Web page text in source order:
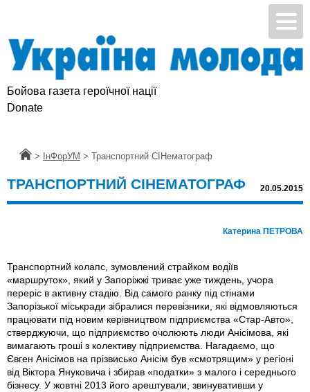
Бойова газета героїчної нації
Donate
Головна
> ІнФорУМ > Транспортний СІНематограф
ТРАНСПОРТНИЙ СІНЕМАТОГРАФ 20.05.2015
Катерина ПЕТРОВА
Транспортний колапс, зумовлений страйком водіїв
«маршруток», який у Запоріжжі триває уже тиждень, учора
переріс в активну стадію. Від самого ранку під стінами
Запорізької міськради зібралися перевізники, які відмовляються
працювати під новим керівництвом підприємства «Стар-Авто»,
стверджуючи, що підприємство очолюють люди Анісімова, які
вимагають гроші з колективу підприємства. Нагадаємо, що
Євген Анісімов на прізвисько Анісім був «смотрящим» у регіоні
від Віктора Януковича і збирав «податки» з малого і середнього
бізнесу. У жовтні 2013 його арештували, звинувативши у